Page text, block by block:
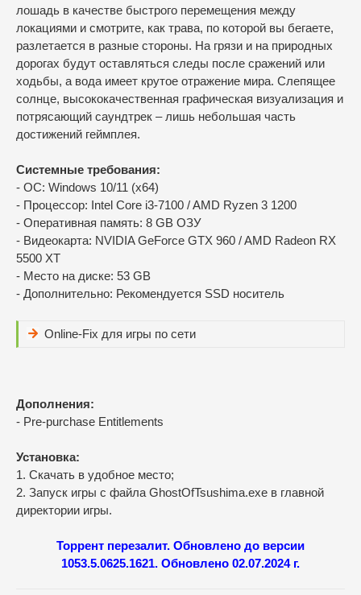
лошадь в качестве быстрого перемещения между
локациями и смотрите, как трава, по которой вы бегаете,
разлетается в разные стороны. На грязи и на природных
дорогах будут оставляться следы после сражений или
ходьбы, а вода имеет крутое отражение мира. Слепящее
солнце, высококачественная графическая визуализация и
потрясающий саундтрек – лишь небольшая часть
достижений геймплея.
Системные требования:
- ОС: Windows 10/11 (х64)
- Процессор: Intel Core i3-7100 / AMD Ryzen 3 1200
- Оперативная память: 8 GB ОЗУ
- Видеокарта: NVIDIA GeForce GTX 960 / AMD Radeon RX
5500 XT
- Место на диске: 53 GB
- Дополнительно: Рекомендуется SSD носитель
Online-Fix для игры по сети
Дополнения:
- Pre-purchase Entitlements
Установка:
1. Скачать в удобное место;
2. Запуск игры с файла GhostOfTsushima.exe в главной
директории игры.
Торрент перезалит. Обновлено до версии
1053.5.0625.1621. Обновлено 02.07.2024 г.